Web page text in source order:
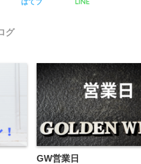
グ
GW営業日